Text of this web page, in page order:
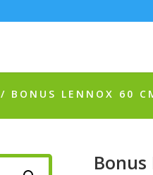
/ BONUS LENNOX 60